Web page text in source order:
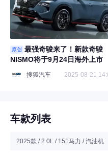
原创
最强奇骏来了！新款奇骏
NISMO将于9月24日海外上市
搜狐汽车 2025-08-21
车款列表
2025款 / 2.0L / 151马力 / 汽油机